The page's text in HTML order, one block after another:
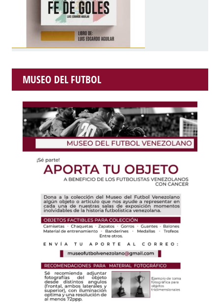
MUSEO DEL FUTBOL